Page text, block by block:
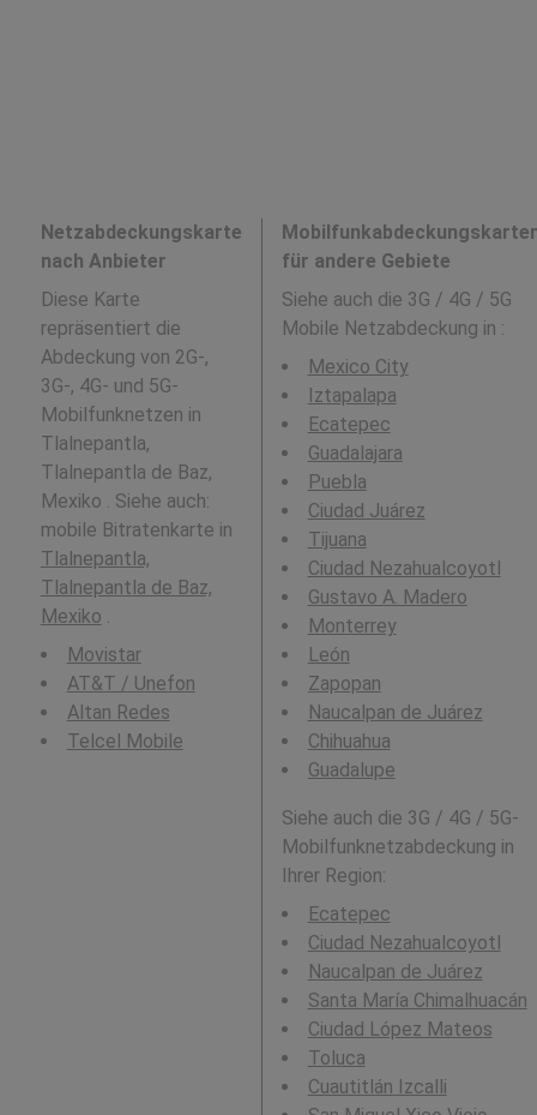
Netzabdeckungskarte
nach Anbieter
Diese Karte
repräsentiert die
Abdeckung von 2G-,
3G-, 4G- und 5G-
Mobilfunknetzen in
Tlalnepantla,
Tlalnepantla de Baz,
Mexiko . Siehe auch:
mobile Bitratenkarte in
Tlalnepantla,
Tlalnepantla de Baz,
Mexiko .
Movistar
AT&T / Unefon
Altan Redes
Telcel Mobile
für andere Gebiete
Siehe auch die 3G / 4G / 5G
Mobile Netzabdeckung in :
Mexico City
Iztapalapa
Ecatepec
Guadalajara
Puebla
Ciudad Juárez
Tijuana
Ciudad Nezahualcoyotl
Gustavo A. Madero
Monterrey
León
Zapopan
Naucalpan de Juárez
Chihuahua
Guadalupe
Siehe auch die 3G / 4G / 5G-
Mobilfunknetzabdeckung in
Ihrer Region:
Ecatepec
Ciudad Nezahualcoyotl
Naucalpan de Juárez
Santa María Chimalhuacán
Ciudad López Mateos
Toluca
Cuautitlán Izcalli